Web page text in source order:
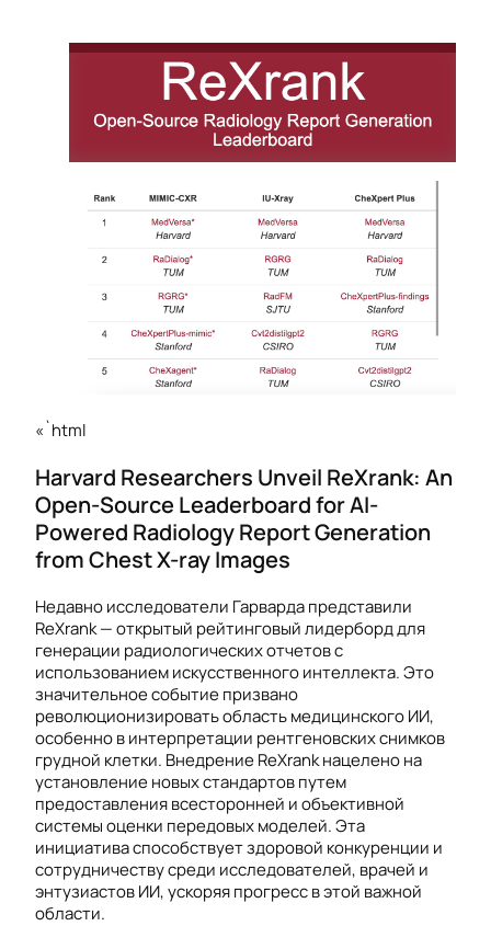
«`html
Harvard Researchers Unveil ReXrank: An
Open-Source Leaderboard for AI-
Powered Radiology Report Generation
from Chest X-ray Images
Недавно исследователи Гарварда представили
ReXrank — открытый рейтинговый лидерборд для
генерации радиологических отчетов с
использованием искусственного интеллекта. Это
значительное событие призвано
революционизировать область медицинского ИИ,
особенно в интерпретации рентгеновских снимков
грудной клетки. Внедрение ReXrank нацелено на
установление новых стандартов путем
предоставления всесторонней и объективной
системы оценки передовых моделей. Эта
инициатива способствует здоровой конкуренции и
сотрудничеству среди исследователей, врачей и
энтузиастов ИИ, ускоряя прогресс в этой важной
области.